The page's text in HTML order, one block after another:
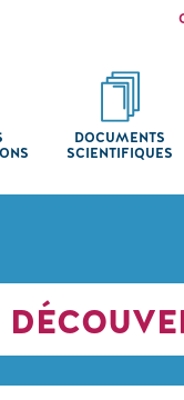
DOCUMENTS
SCIENTIFIQUES